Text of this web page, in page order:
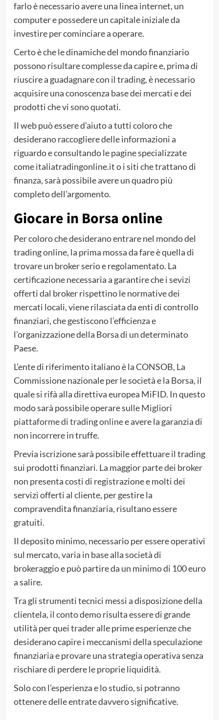
farlo è necessario avere una linea internet, un
computer e possedere un capitale iniziale da
investire per cominciare a operare.
Certo è che le dinamiche del mondo finanziario
possono risultare complesse da capire e, prima di
riuscire a guadagnare con il trading, è necessario
acquisire una conoscenza base dei mercati e dei
prodotti che vi sono quotati.
Il web può essere d’aiuto a tutti coloro che
desiderano raccogliere delle informazioni a
riguardo e consultando le pagine specializzate
come italiatradingonline.it o i siti che trattano di
finanza, sarà possibile avere un quadro più
completo dell’argomento.
Giocare in Borsa online
Per coloro che desiderano entrare nel mondo del
trading online, la prima mossa da fare è quella di
trovare un broker serio e regolamentato. La
certificazione necessaria a garantire che i sevizi
offerti dal broker rispettino le normative dei
mercati locali, viene rilasciata da enti di controllo
finanziari, che gestiscono l’efficienza e
l’organizzazione della Borsa di un determinato
Paese.
L’ente di riferimento italiano è la CONSOB, La
Commissione nazionale per le società e la Borsa, il
quale si rifà alla direttiva europea MiFID. In questo
modo sarà possibile operare sulleMigliori
piattaforme di trading onlinee avere la garanzia di
non incorrere in truffe.
Previa iscrizione sarà possibile effettuare il trading
sui prodotti finanziari. La maggior parte dei broker
non presenta costi di registrazione e molti dei
servizi offerti al cliente, per gestire la
compravendita finanziaria, risultano essere
gratuiti.
Il deposito minimo, necessario per essere operativi
sul mercato, varia in base alla società di
brokeraggio e può partire da un minimo di 100 euro
a salire.
Tra gli strumenti tecnici messi a disposizione della
clientela, il conto demo risulta essere di grande
utilità per quei trader alle prime esperienze che
desiderano capire i meccanismi della speculazione
finanziaria e provare una strategia operativa senza
rischiare di perdere le proprie liquidità.
Solo con l’esperienza e lo studio, si potranno
ottenere delle entrate davvero significative.